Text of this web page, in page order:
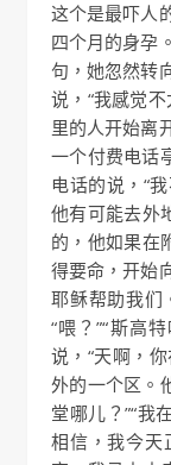
这个是最吓人
四个月的身孕
句，她忽然转
说，“我感觉
里的人开始离
一个付费电话
电话的说，“
他有可能去外
的，他如果在
得要命，开始
耶稣帮助我们
“喂？”“斯高
说，“天啊，
外的一个区。
堂哪儿？”“我
相信，我今天